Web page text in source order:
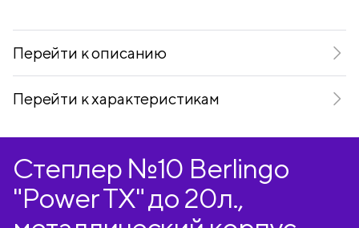
Перейти к описанию
Перейти к характеристикам
Степлер №10 Berlingo
"Power TX" до 20л.,